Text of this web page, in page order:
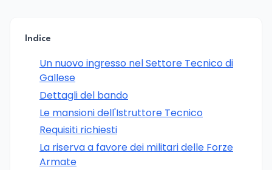
Indice
Un nuovo ingresso nel Settore Tecnico di
Gallese
Dettagli del bando
Le mansioni dell'Istruttore Tecnico
Requisiti richiesti
La riserva a favore dei militari delle Forze
Armate